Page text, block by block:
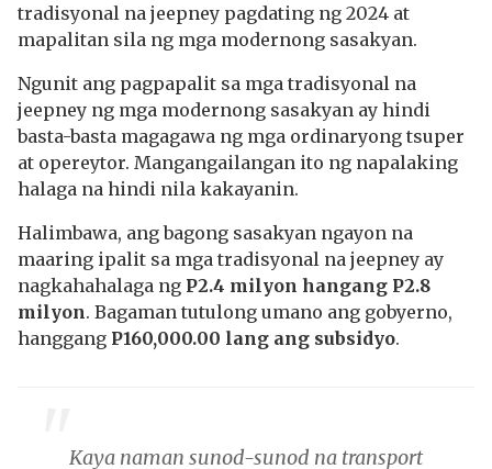
tradisyonal na jeepney pagdating ng 2024 at
mapalitan sila ng mga modernong sasakyan.
Ngunit ang pagpapalit sa mga tradisyonal na
jeepney ng mga modernong sasakyan ay hindi
basta-basta magagawa ng mga ordinaryong tsuper
at opereytor. Mangangailangan ito ng napalaking
halaga na hindi nila kakayanin.
Halimbawa, ang bagong sasakyan ngayon na
maaring ipalit sa mga tradisyonal na jeepney ay
nagkahahalaga ng P2.4 milyon hangang P2.8
milyon. Bagaman tutulong umano ang gobyerno,
hanggang P160,000.00 lang ang subsidyo.
Kaya naman sunod-sunod na transport